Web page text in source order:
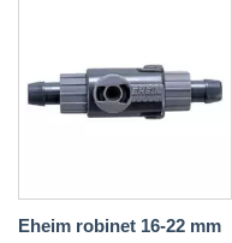
Eheim robinet 16-22 mm